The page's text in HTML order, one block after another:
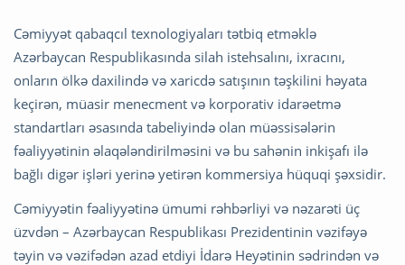
Cəmiyyət qabaqcıl texnologiyaları tətbiq etməklə
Azərbaycan Respublikasında silah istehsalını, ixracını,
onların ölkə daxilində və xaricdə satışının təşkilini həyata
keçirən, müasir menecment və korporativ idarəetmə
standartları əsasında tabeliyində olan müəssisələrin
fəaliyyətinin əlaqələndirilməsini və bu sahənin inkişafı ilə
bağlı digər işləri yerinə yetirən kommersiya hüquqi şəxsidir.
Cəmiyyətin fəaliyyətinə ümumi rəhbərliyi və nəzarəti üç
üzvdən – Azərbaycan Respublikası Prezidentinin vəzifəyə
təyin və vəzifədən azad etdiyi İdarə Heyətinin sədrindən və